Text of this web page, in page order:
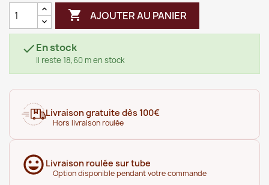
 AJOUTER AU PANIER
En stock
Il reste 18,60 m en stock
Livraison gratuite dès 100€
Hors livraison roulée
Livraison roulée sur tube
Option disponible pendant votre commande